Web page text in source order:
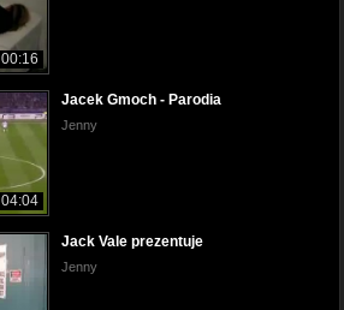
00:16
04:04
Jacek Gmoch - Parodia
Jenny
Jack Vale prezentuje
Jenny